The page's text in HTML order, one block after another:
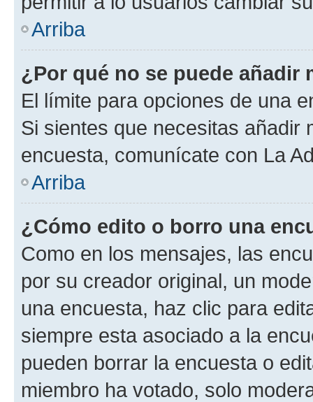
Arriba
¿Por qué no se puede añadir
El límite para opciones de una
Si sientes que necesitas añadir
encuesta, comunícate con La
Arriba
¿Cómo edito o borro una
Como en los mensajes, las
por su creador original, un
una encuesta, haz clic para
siempre esta asociado a la
pueden borrar la encuesta o
miembro ha votado, solo